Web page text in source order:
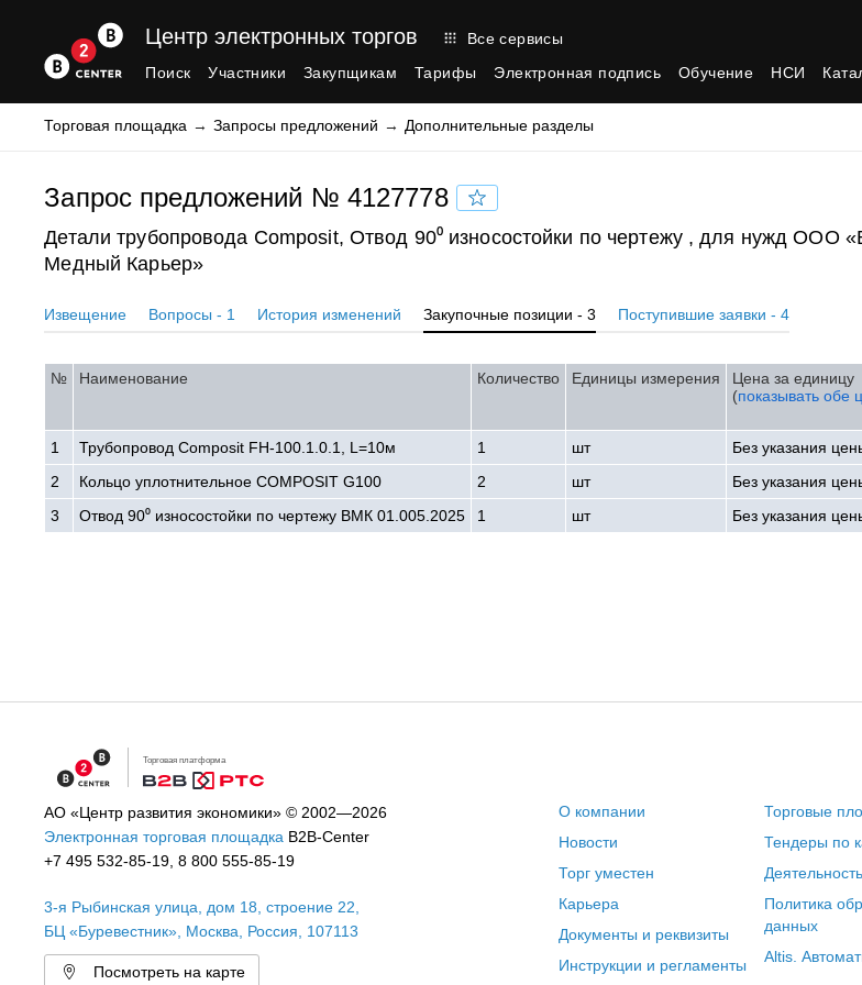
Все сервисы
Центр электронных торгов
Поиск
Участники Закупщикам Тарифы Электронная подпись Обучение НСИ
Торговая площадка Запросы предложений Дополнительные разделы
Запрос предложений № 4127778
Детали трубопровода Composit, Отвод 90⁰ износостойки по чертежу , для нужд ООО
Медный Карьер»
Извещение Вопросы - 1 История изменений Закупочные позиции - 3 Поступившие заявки - 4
№ Наименование Количество Единицы измерения
Цена за единицу
(показывать обе
1 Трубопровод Composit FH-100.1.0.1, L=10м 1 шт Без указания
2
Кольцо уплотнительное COMPOSIT G100 2 шт Без указания
3
Отвод 90⁰ износостойки по чертежу ВМК 01.005.2025 1 шт Без указания
Торговая платформа
АО «Центр развития экономики» © 2002—2026
Электронная торговая площадка B2B-Center
+7 495 532-85-19 ,8 800 555-85-19
3-я Рыбинская улица, дом 18, строение 22
БЦ «Буревестник», Москва Россия 107113
Посмотреть на карте
О компании
Новости
Торг уместен
Карьера
Документы и реквизиты
Инструкции и регламенты
Торговые
Тендеры по
Политика
данных
Altis.